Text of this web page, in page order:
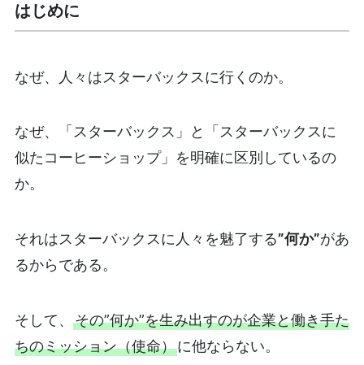
はじめに
なぜ、人々はスターバックスに行くのか。
なぜ、「スターバックス」と「スターバックスに
似たコーヒーショップ」を明確に区別しているの
か。
それはスターバックスに人々を魅了する”何か”があ
るからである。
そして、 その”何か”を生み出すのが企業と働き手た
ちのミッション（使命）に他ならない。